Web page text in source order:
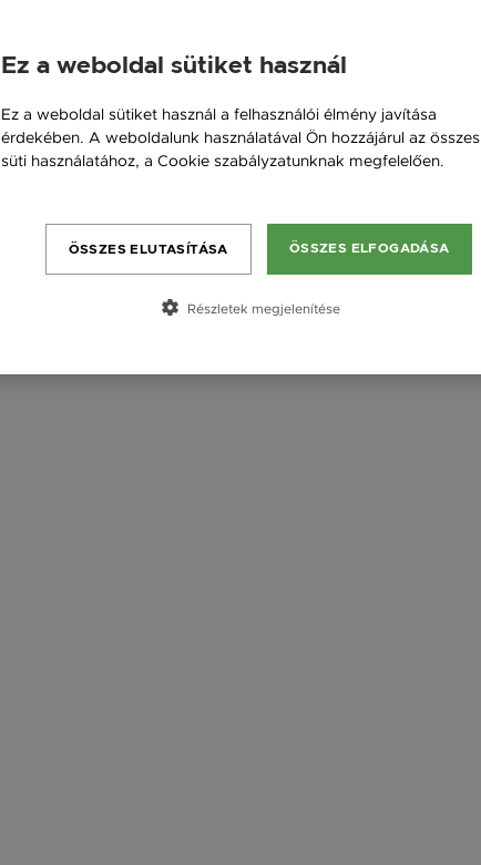
Ez a weboldal sütiket használ
Ez a weboldal sütiket használ a felhasználói élmény javítása
érdekében. A weboldalunk használatával Ön hozzájárul az összes
süti használatához, a Cookie szabályzatunknak megfelelően.
ÖSSZES ELFOGADÁSA
ÖSSZES ELUTASÍTÁSA
Részletek megjelenítése